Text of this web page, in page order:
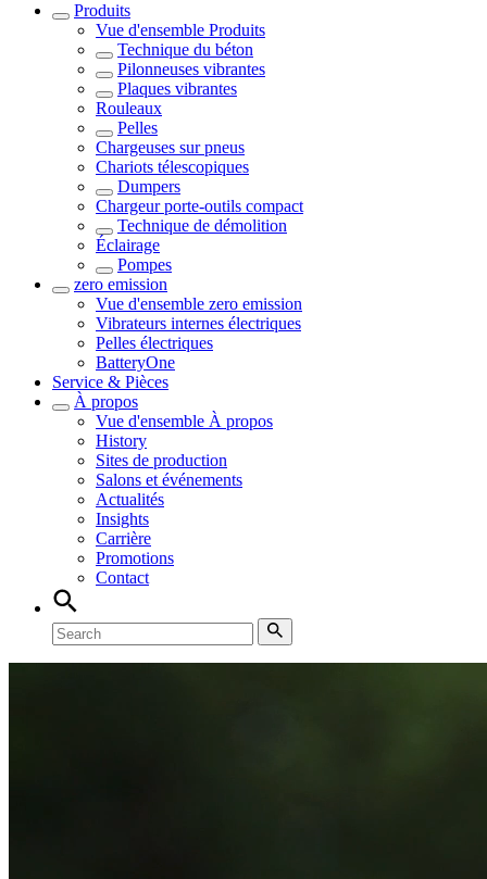
Produits
Vue d'ensemble Produits
Technique du béton
Pilonneuses vibrantes
Plaques vibrantes
Rouleaux
Pelles
Chargeuses sur pneus
Chariots télescopiques
Dumpers
Chargeur porte-outils compact
Technique de démolition
Éclairage
Pompes
zero emission
Vue d'ensemble zero emission
Vibrateurs internes électriques
Pelles électriques
BatteryOne
Service & Pièces
À propos
Vue d'ensemble À propos
History
Sites de production
Salons et événements
Actualités
Insights
Carrière
Promotions
Contact